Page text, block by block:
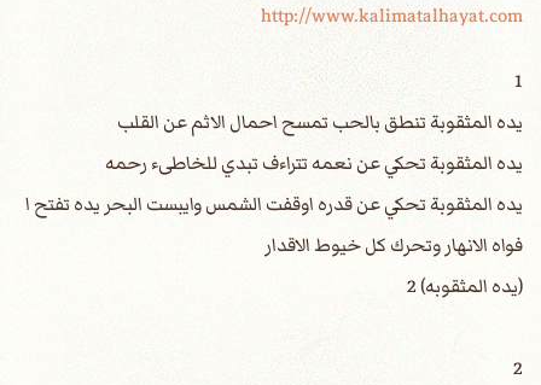
http://www.kalimatalhayat.com
1
يده المثقوبة تنطق بالحب تمسح احمال الاثم عن القلب
يده المثقوبة تحكي عن نعمه تتراءف تبدي للخاطىء رحمه
يده المثقوبة تحكي عن قدره اوقفت الشمس وايبست البحر يده تفتح ا
فواه الانهار وتحرك كل خيوط الاقدار
(يده المثقوبه) 2
2